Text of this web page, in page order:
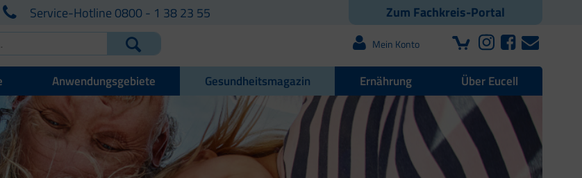
Zum Fachkreis-Portal
Service-Hotline 0800 - 1 38 23 55
Mein Konto
Anwendungsgebiete Gesundheitsmagazin Ernährung Über Eucell